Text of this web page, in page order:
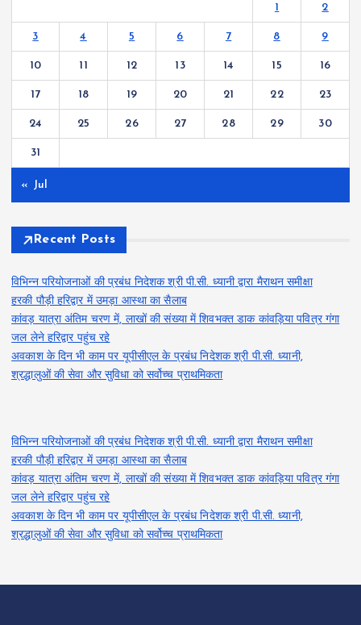
1 2
3 4 5 6 7 8 9
10 11 12 13 14 15 16
17 18 19 20 21 22 23
24 25 26 27 28 29 30
31
« Jul
Recent Posts
विभिन्न परियोजनाओं की प्रबंध निदेशक श्री पी.सी. ध्यानी द्वारा मैराथन समीक्षा
हरकी पौड़ी हरिद्वार में उमड़ा आस्था का सैलाब
कांवड़ यात्रा अंतिम चरण में, लाखों की संख्या में शिवभक्त डाक कांवड़िया पवित्र गंगा
जल लेने हरिद्वार पहुंच रहे
अवकाश के दिन भी काम पर यूपीसीएल के प्रबंध निदेशक श्री पी.सी. ध्यानी,
श्रद्धालुओं की सेवा और सुविधा को सर्वोच्च प्राथमिकता
विभिन्न परियोजनाओं की प्रबंध निदेशक श्री पी.सी. ध्यानी द्वारा मैराथन समीक्षा
हरकी पौड़ी हरिद्वार में उमड़ा आस्था का सैलाब
कांवड़ यात्रा अंतिम चरण में, लाखों की संख्या में शिवभक्त डाक कांवड़िया पवित्र गंगा
जल लेने हरिद्वार पहुंच रहे
अवकाश के दिन भी काम पर यूपीसीएल के प्रबंध निदेशक श्री पी.सी. ध्यानी,
श्रद्धालुओं की सेवा और सुविधा को सर्वोच्च प्राथमिकता